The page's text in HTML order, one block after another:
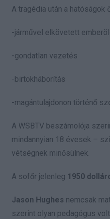
A tragédia után a hatóságok
-járművel elkövetett
-gondatlan vezetés
-birtokháborítás
-magántulajdonon történő
A WSBTV beszámolója
mindannyian 18 évesek –
vétségnek minősülnek.
A sofőr jelenleg 1950
Jason Hughes nemcsak
szerint olyan pedagógus